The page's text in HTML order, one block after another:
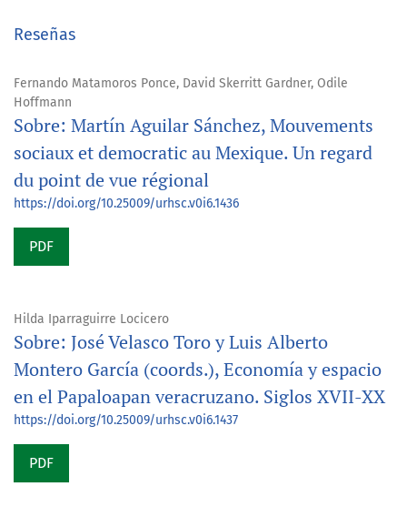
Reseñas
Fernando Matamoros Ponce, David Skerritt Gardner, Odile
Hoffmann
Sobre: Martín Aguilar Sánchez, Mouvements
sociaux et democratic au Mexique. Un regard
du point de vue régional
https://doi.org/10.25009/urhsc.v0i6.1436
PDF
Hilda Iparraguirre Locicero
Sobre: José Velasco Toro y Luis Alberto
Montero García (coords.), Economía y espacio
en el Papaloapan veracruzano. Siglos XVII-XX
https://doi.org/10.25009/urhsc.v0i6.1437
PDF